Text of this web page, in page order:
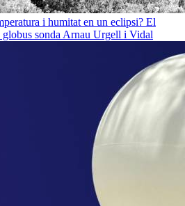
i humitat en un eclipsi? El
sonda Arnau Urgell i Vidal